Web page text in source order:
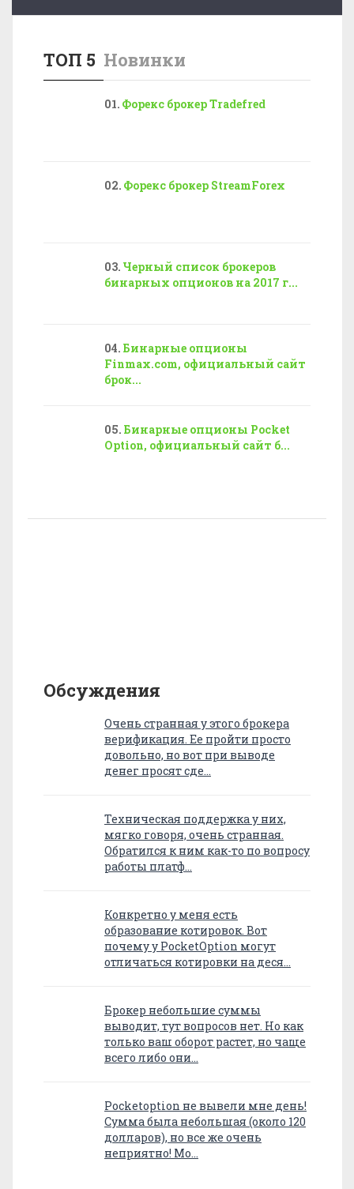
ТОП 5 Новинки
Форекс брокер Tradefred
Форекс брокер StreamForex
Черный список брокеров
бинарных опционов на 2017 г...
Бинарные опционы
Finmax.com, официальный сайт
брок...
Бинарные опционы Pocket
Option, официальный сайт б...
Обсуждения
Очень странная у этого брокера
верификация. Ее пройти просто
довольно, но вот при выводе
денег просят сде…
Техническая поддержка у них,
мягко говоря, очень странная.
Обратился к ним как-то по вопросу
работы платф…
Конкретно у меня есть
образование котировок. Вот
почему у PocketOption могут
отличаться котировки на деся…
Брокер небольшие суммы
выводит, тут вопросов нет. Но как
только ваш оборот растет, но чаще
всего либо они…
Pocketoption не вывели мне день!
Сумма была небольшая (около 120
долларов), но все же очень
неприятно! Мо…